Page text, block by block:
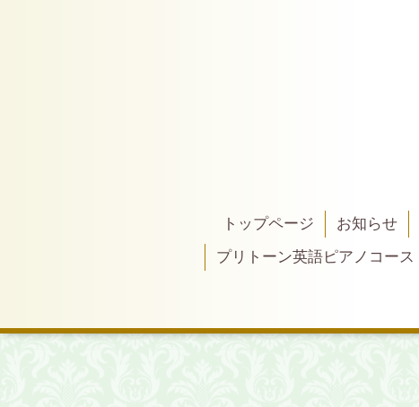
トップページ お知らせ
プリトーン英語ピアノコース